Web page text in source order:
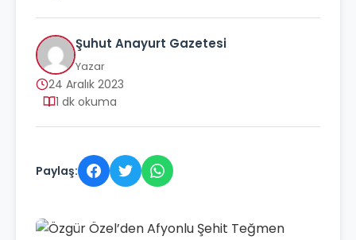
Şuhut Anayurt Gazetesi
Yazar
24 Aralık 2023
1 dk okuma
Paylaş: